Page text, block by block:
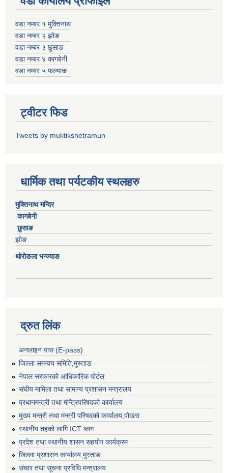
वडा नम्बर १ मुक्तिनाथ
वडा नम्बर २ झोङ
वडा नम्बर ३ छुसाङ
वडा नम्बर ४ कागबेनी
वडा नम्बर ५ फल्याक
ट्वीटर फिड
Tweets by muktikshetramun
धार्मिक तथा पर्यटकीय स्थलहरु
मुक्तिनाथ मन्दिर
कागबेनी
छुसाङ
झोङ
थोरोङला भन्ज्याङ
द्रुत लिंक
अनलाइन पास (E-pass)
जिल्ला समन्वय समिति,मुस्ताङ
नेपाल सरकारको आधिकारिक पोर्टल
संघीय मामिला तथा सामान्य प्रशासन मन्त्रालय
प्रधानमन्त्री तथा मन्त्रिपरिषदको कार्यालय
मुख्य मन्त्री तथा मन्त्री परिषदको कार्यालय,पोखरा
स्थानीय तहको लागि ICT ब्लग
प्रदेश तथा स्थानीय शासन सहयोग कार्यक्रम
जिल्ला प्रशासन कार्यालय,मुस्ताङ
संचार तथा सूचना प्रविधि मन्त्रालय